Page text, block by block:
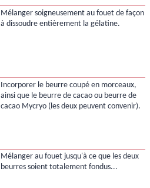
Mélanger soigneusement au fouet de façon
à dissoudre entièrement la gélatine.
Incorporer le beurre coupé en morceaux,
ainsi que le beurre de cacao ou beurre de
cacao Mycryo (les deux peuvent convenir).
Mélanger au fouet jusqu'à ce que les deux
beurres soient totalement fondus...